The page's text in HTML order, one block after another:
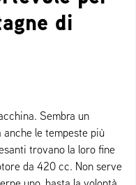
di
Sembra un
le tempeste più
trovano la loro fine
da 420 cc. Non serve